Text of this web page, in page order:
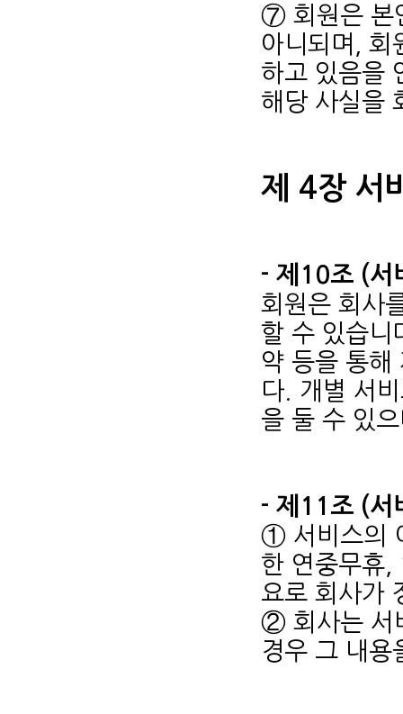
⑦ 회원은 본
아니되며, 회
하고 있음을
해당 사실을
제 4장 서
- 제10조 (서
회원은 회사
할 수 있습니
약 등을 통해
다. 개별 서
을 둘 수 있
- 제11조 (서
① 서비스의
한 연중무휴,
요로 회사가
② 회사는 서
경우 그 내용